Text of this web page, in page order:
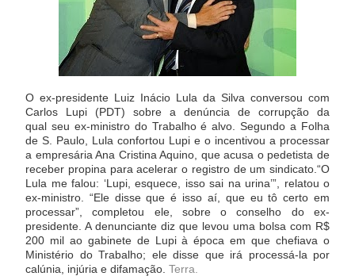
O ex-presidente Luiz Inácio Lula da Silva conversou com
Carlos Lupi (PDT) sobre a denúncia de corrupção da
qual seu ex-ministro do Trabalho é alvo. Segundo a Folha
de S. Paulo, Lula confortou Lupi e o incentivou a processar
a empresária Ana Cristina Aquino, que acusa o pedetista de
receber propina para acelerar o registro de um sindicato.“O
Lula me falou: ‘Lupi, esquece, isso sai na urina’”, relatou o
ex-ministro. “Ele disse que é isso aí, que eu tô certo em
processar”, completou ele, sobre o conselho do ex-
presidente. A denunciante diz que levou uma bolsa com R$
200 mil ao gabinete de Lupi à época em que chefiava o
Ministério do Trabalho; ele disse que irá processá-la por
calúnia, injúria e difamação. Terra.